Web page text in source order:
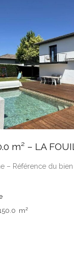
m² – LA
– Référence du bien
m²